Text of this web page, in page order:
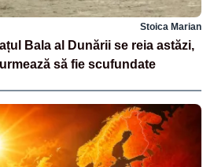
Stoica Marian
Bala al Dunării se reia astăzi,
să fie scufundate